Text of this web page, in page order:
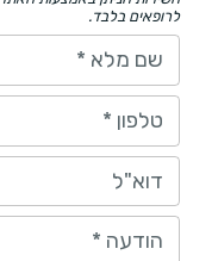
לרופאים בלבד.
שם מלא *
טלפון *
דוא"ל
הודעה *